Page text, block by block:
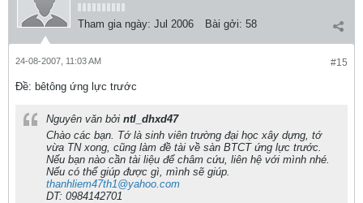
Tham gia ngày: Jul 2006 Bài gởi: 58
#15
24-08-2007, 11:03 AM
Ðề: bêtông ứng lực trước
Nguyên văn bởi ntl_dhxd47
Chào các bạn. Tớ là sinh viên trường đại học xây dựng, tớ
vừa TN xong, cũng làm đề tài về sàn BTCT ứng lực trước.
Nếu bạn nào cần tài liệu để châm cứu, liên hệ với mình nhé.
Nếu có thể giúp được gì, mình sẽ giúp.
thanhliem47th1@yahoo.com
DT: 0984142701